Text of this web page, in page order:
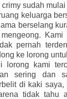
sudah
keluarga
berselang
pernah
ke lorong
lorong kami
sering dan
di kaki
tidak tahu